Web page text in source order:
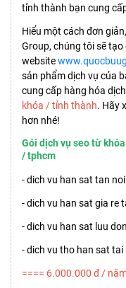
tỉnh thành bạn cung
Hiểu một cách đơn
Group, chúng tôi sẽ
website
sản phẩm dịch vụ của
cung cấp hàng hóa
khóa / tỉnh thành. Hãy
hơn nhé!
Gói dịch vụ seo từ
/ tphcm
- dich vu han sat tan
- dich vu han sat gia re
- dich vu han sat luu
- dich vu tho han sat
==== 6.000.000 đ /